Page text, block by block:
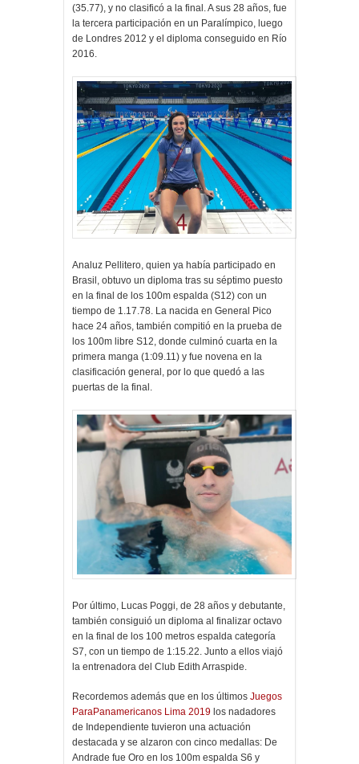
(35.77), y no clasificó a la final. A sus 28 años, fue
la tercera participación en un Paralímpico, luego
de Londres 2012 y el diploma conseguido en Río
2016.
Analuz Pellitero, quien ya había participado en
Brasil, obtuvo un diploma tras su séptimo puesto
en la final de los 100m espalda (S12) con un
tiempo de 1.17.78. La nacida en General Pico
hace 24 años, también compitió en la prueba de
los 100m libre S12, donde culminó cuarta en la
primera manga (1:09.11) y fue novena en la
clasificación general, por lo que quedó a las
puertas de la final.
Por último, Lucas Poggi, de 28 años y debutante,
también consiguió un diploma al finalizar octavo
en la final de los 100 metros espalda categoría
S7, con un tiempo de 1:15.22. Junto a ellos viajó
la entrenadora del Club Edith Arraspide.
Recordemos además que en los últimos Juegos
ParaPanamericanos Lima 2019 los nadadores
de Independiente tuvieron una actuación
destacada y se alzaron con cinco medallas: De
Andrade fue Oro en los 100m espalda S6 y